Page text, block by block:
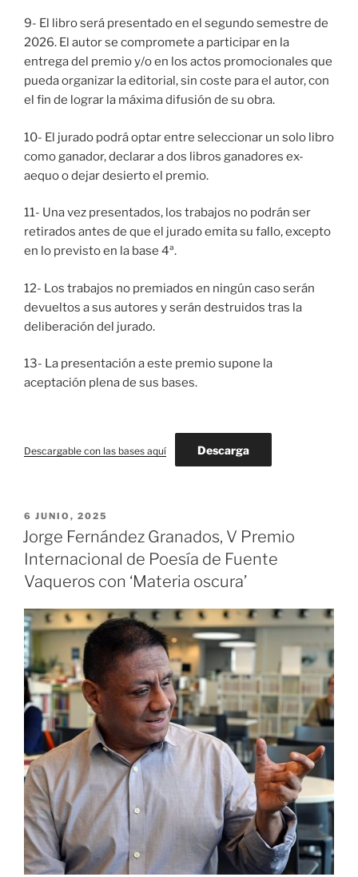
9- El libro será presentado en el segundo semestre de
2026. El autor se compromete a participar en la
entrega del premio y/o en los actos promocionales que
pueda organizar la editorial, sin coste para el autor, con
el fin de lograr la máxima difusión de su obra.
10- El jurado podrá optar entre seleccionar un solo libro
como ganador, declarar a dos libros ganadores ex-
aequo o dejar desierto el premio.
11- Una vez presentados, los trabajos no podrán ser
retirados antes de que el jurado emita su fallo, excepto
en lo previsto en la base 4ª.
12- Los trabajos no premiados en ningún caso serán
devueltos a sus autores y serán destruidos tras la
deliberación del jurado.
13- La presentación a este premio supone la
aceptación plena de sus bases.
Descargable con las bases aquí Descarga
PUBLICADO
EL
6 JUNIO, 2025
Jorge Fernández Granados, V Premio
Internacional de Poesía de Fuente
Vaqueros con ‘Materia oscura’